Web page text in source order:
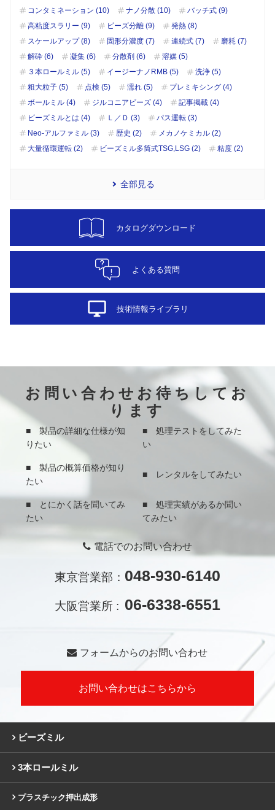
コンタミネーション (10)
ナノ分散 (10)
バッチ式 (9)
高粘度スラリー (9)
ビーズ分離 (9)
発熱 (8)
スケールアップ (8)
固形分濃度 (7) 連続式 (7)
磨耗 (7)
解砕 (6)
凝集 (6) 分散剤 (6)
溶媒 (5)
３本ロールミル (5)
イージーナノRMB (5)
洗浄 (5)
粗大粒子 (5)
点検 (5) 濡れ (5)
プレミキシング (4)
ボールミル (4)
ジルコニアビーズ (4)
記事掲載 (4)
ビーズミルとは (4)
Ｌ／Ｄ (3)
パス運転 (3)
Neo-アルファミル (3)
歴史 (2)
メカノケミカル (2)
大量循環運転 (2)
ビーズミル多筒式TSG,LSG (2) 粘度 (2)
全部見る
カタログダウンロード
よくある質問
desktop_windows 技術情報ライブラリ
お問い合わせお待ちしてお
ります
■ 製品の詳細な仕様が知
りたい
■ 処理テストをしてみた
い
■ 製品の概算価格が知り
たい
■ レンタルをしてみたい
■ とにかく話を聞いてみ
たい
■ 処理実績があるか聞い
てみたい
電話でのお問い合わせ
東京営業部： 048-930-6140
大阪営業所 : 06-6338-6551
フォームからのお問い合わせ
お問い合わせはこちらから
ビーズミル
3本ロールミル
プラスチック押出成形